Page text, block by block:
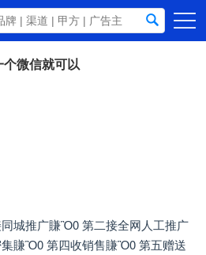
微信就可以
城推广賺Ὃ0 第二接全网人工推广
賺Ὃ0 第四收销售賺Ὃ0 第五赠送